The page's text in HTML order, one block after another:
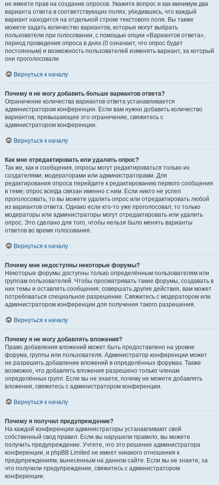
не имеете прав на создание опросов. Укажите вопрос и как минимум два
варианта ответа в соответствующих полях, убедившись, что каждый
вариант находится на отдельной строке текстового поля. Вы также
можете задать количество вариантов, которые могут выбрать
пользователи при голосовании, с помощью опции «Вариантов ответа»,
период проведения опроса в днях (0 означает, что опрос будет
постоянным) и возможность пользователей изменять вариант, за который
они проголосовали.
Вернуться к началу
Почему я не могу добавить больше вариантов ответа?
Ограничение количества вариантов ответа устанавливается
администратором конференции. Если вам нужно добавить количество
вариантов, превышающее это ограничение, свяжитесь с
администратором конференции.
Вернуться к началу
Как мне отредактировать или удалить опрос?
Так же, как и сообщения, опросы могут редактироваться только их
создателями, модераторами или администраторами. Для
редактирования опроса перейдите к редактированию первого сообщения
в теме; опрос всегда связан именно с ним. Если никто не успел
проголосовать, то вы можете удалить опрос или отредактировать любой
из вариантов ответа. Однако если кто-то уже проголосовал, то только
модераторы или администраторы могут отредактировать или удалить
опрос. Это сделано для того, чтобы нельзя было менять варианты
ответов во время голосования.
Вернуться к началу
Почему мне недоступны некоторые форумы?
Некоторые форумы доступны только определённым пользователям или
группам пользователей. Чтобы просматривать такие форумы, создавать в
них темы и оставлять сообщения, совершать другие действия, вам может
потребоваться специальное разрешение. Свяжитесь с модератором или
администратором конференции для получения такого разрешения.
Вернуться к началу
Почему я не могу добавлять вложения?
Право добавления вложений может быть предоставлено на уровне
форума, группы или пользователя. Администратор конференции может
не разрешить добавление вложений в определённых форумах. Также
возможно, что добавлять вложения разрешено только членам
определённых групп. Если вы не знаете, почему не можете добавлять
вложения, свяжитесь с администратором конференции.
Вернуться к началу
Почему я получил предупреждение?
На каждой конференции администраторы устанавливают свой
собственный свод правил. Если вы нарушили правило, вы можете
получить предупреждение. Учтите, что это решение администратора
конференции, и phpBB Limited не имеет никакого отношения к
предупреждениям, вынесенным на данном сайте. Если вы не знаете, за
что получили предупреждение, свяжитесь с администратором
конференции.